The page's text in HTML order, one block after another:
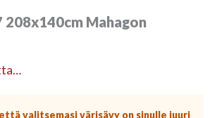
Mahagon
valitsemasi värisävy on sinulle juuri